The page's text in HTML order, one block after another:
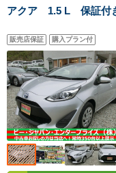
アクア 1.5 L 保証付
販売店保証 購入プラン付